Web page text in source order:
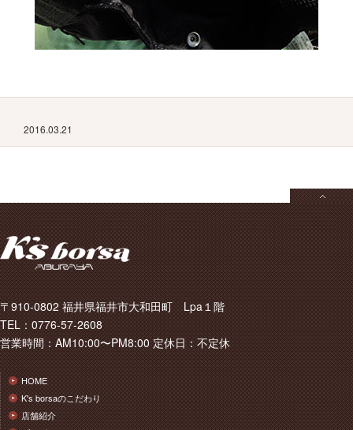
2016.03.21
〒910-0802 福井県福井市大和田町 Lpa１階
TEL：0776-57-2608
営業時間：AM10:00〜PM8:00 定休日：不定休
HOME
K's borsaのこだわり
店舗紹介